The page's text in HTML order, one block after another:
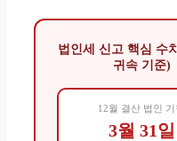
법인세 신고 핵심 수
귀속 기준)
12월 결산 법인 기
3월 31일